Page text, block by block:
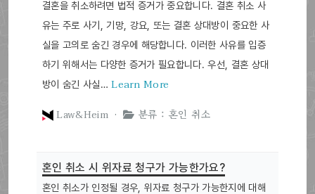
결혼을 취소하려면 법적 증거가 중요합니다. 결혼 취소 사
유는 주로 사기, 기망, 강요, 또는 결혼 상대방이 중요한 사
실을 고의로 숨긴 경우에 해당합니다. 이러한 사유를 입증
하기 위해서는 다양한 증거가 필요합니다. 우선, 결혼 상대
방이 숨긴 사실…Learn More
Law&Heim ·
분류 : 혼인 취소
혼인 취소 시 위자료 청구가 가능한가요?
혼인 취소가 인정될 경우, 위자료 청구가 가능한지에 대해